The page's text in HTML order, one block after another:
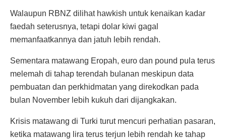
Walaupun RBNZ dilihat hawkish untuk kenaikan kadar
faedah seterusnya, tetapi dolar kiwi gagal
memanfaatkannya dan jatuh lebih rendah.
Sementara matawang Eropah, euro dan pound pula terus
melemah di tahap terendah bulanan meskipun data
pembuatan dan perkhidmatan yang direkodkan pada
bulan November lebih kukuh dari dijangkakan.
Krisis matawang di Turki turut mencuri perhatian pasaran,
ketika matawang lira terus terjun lebih rendah ke tahap